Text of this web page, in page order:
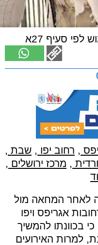
סעיף 27א
, רחוב יפו , שבת ,
, מרכז ירושלים ,
לאחר המחאה מול
אגריפס ויפו
בכוונתו להמשיך
למרות האירועים